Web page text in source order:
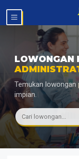
isi
MENU
LOWONGAN
Temukan lowongan
impian.